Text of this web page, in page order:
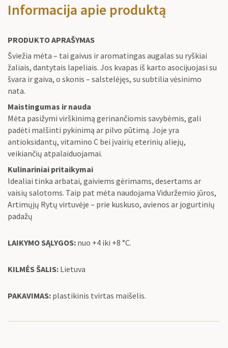
Informacija apie produktą
PRODUKTO APRAŠYMAS
Šviežia mėta – tai gaivus ir aromatingas augalas su ryškiai
žaliais, dantytais lapeliais. Jos kvapas iš karto asocijuojasi su
švara ir gaiva, o skonis – salstelėjęs, su subtilia vėsinimo
nata.
Maistingumas ir nauda
Mėta pasižymi virškinimą gerinančiomis savybėmis, gali
padėti malšinti pykinimą ar pilvo pūtimą. Joje yra
antioksidantų, vitamino C bei įvairių eterinių aliejų,
veikiančių atpalaiduojamai.
Kulinariniai pritaikymai
Idealiai tinka arbatai, gaiviems gėrimams, desertams ar
vaisių salotoms. Taip pat mėta naudojama Viduržemio jūros,
Artimųjų Rytų virtuvėje – prie kuskuso, avienos ar jogurtinių
padažų
LAIKYMO SĄLYGOS: nuo +4 iki +8 °C.
KILMĖS ŠALIS: Lietuva
PAKAVIMAS: plastikinis tvirtas maišelis.